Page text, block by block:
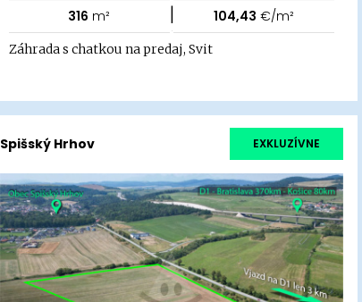
316 m² | 104,43 €/m²
Záhrada s chatkou na predaj, Svit
Spišský Hrhov EXKLUZÍVNE